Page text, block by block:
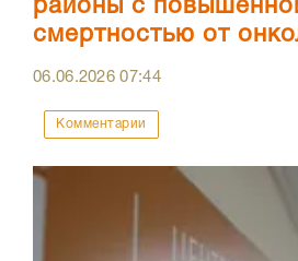
районы с
смертностью от
06.06.202607:44
Комментарии